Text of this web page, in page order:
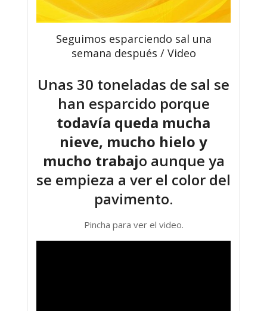
Seguimos esparciendo sal una
semana después / Video
Unas 30 toneladas de sal se
han esparcido porque
todavía queda mucha
nieve, mucho hielo y
mucho trabajo aunque ya
se empieza a ver el color del
pavimento.
Pincha para ver el video.